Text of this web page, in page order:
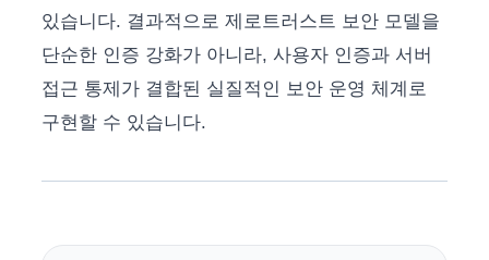
있습니다. 결과적으로 제로트러스트 보안 모델을
단순한 인증 강화가 아니라, 사용자 인증과 서버
접근 통제가 결합된 실질적인 보안 운영 체계로
구현할 수 있습니다.